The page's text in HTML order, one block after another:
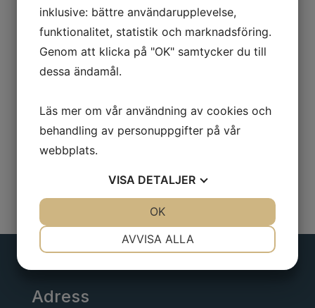
Storlek: 160mm
Närmaste placering från öppen eld är
Adress
inklusive: bättre användarupplevelse,
funktionalitet, statistik och marknadsföring.
Genom att klicka på "OK" samtycker du till
dessa ändamål.
Läs mer om vår användning av cookies och
behandling av personuppgifter på vår
webbplats.
VISA DETALJER
AVVISA ALLA
OK